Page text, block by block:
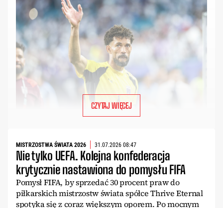
CZYTAJ WIĘCEJ
MISTRZOSTWA ŚWIATA 2026 31.07.2026 08:47
Nie tylko UEFA. Kolejna konfederacja
krytycznie nastawiona do pomysłu FIFA
Pomysł FIFA, by sprzedać 30 procent praw do
piłkarskich mistrzostw świata spółce Thrive Eternal
spotyka się z coraz większym oporem. Po mocnym